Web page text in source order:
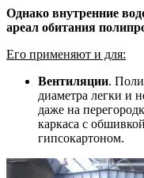
Однако внутренние
ареал обитания
Его применяют и для:
Вентиляции.
диаметра легки и
даже на
каркаса с
гипсокартоном.